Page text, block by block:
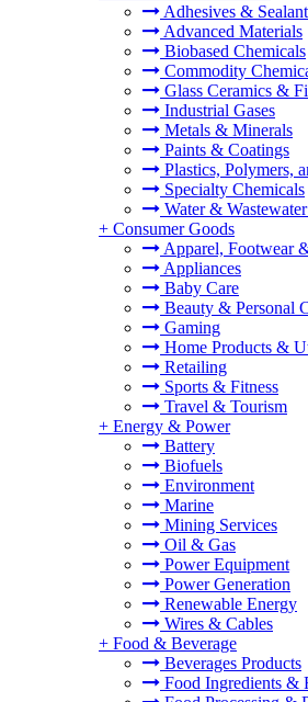
Adhesives &
Advanced Materials
Biobased Chemicals
Commodity
Glass Ceramics &
Industrial Gases
Metals & Minerals
Paints & Coatings
Plastics, Polymers,
Specialty Chemicals
Water &
+ Consumer Goods
Apparel, Footwear
Appliances
Baby Care
Beauty & Personal
Gaming
Home Products &
Retailing
Sports & Fitness
Travel & Tourism
+ Energy & Power
Battery
Biofuels
Environment
Marine
Mining Services
Oil & Gas
Power Equipment
Power Generation
Renewable Energy
Wires & Cables
+ Food & Beverage
Beverages Products
Food Ingredients &